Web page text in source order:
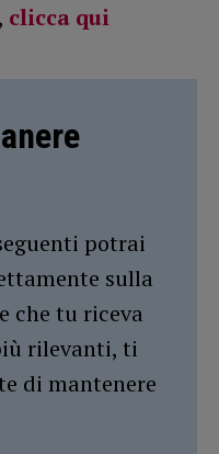
clicca qui
potrai
sulla
che tu riceva
rilevanti, ti
di mantenere